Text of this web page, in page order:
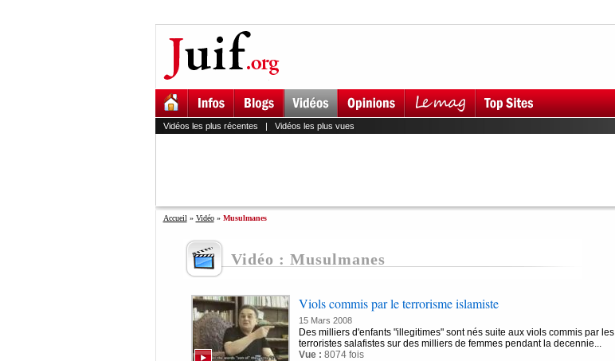
Vidéos les plus récentes | Vidéos les plus vues
Accueil » Vidéo» Musulmanes
Vidéo : Musulmanes
Viols commis par le terrorisme islamiste
15 Mars 2008
Des milliers d'enfants "illegitimes" sont nés suite aux viols commis par les
terroristes salafistes sur des milliers de femmes pendant la decennie...
Vue : 8074 fois